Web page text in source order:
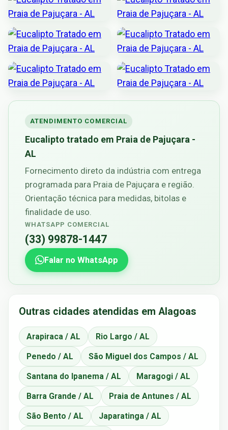
ATENDIMENTO COMERCIAL
Eucalipto tratado em Praia de Pajuçara -
AL
Fornecimento direto da indústria com entrega
programada para Praia de Pajuçara e região.
Orientação técnica para medidas, bitolas e
finalidade de uso.
WHATSAPP COMERCIAL
(33) 99878-1447
Falar no WhatsApp
Outras cidades atendidas em Alagoas
Arapiraca / AL Rio Largo / AL
Penedo / AL São Miguel dos Campos / AL
Santana do Ipanema / AL Maragogi / AL
Barra Grande / AL Praia de Antunes / AL
São Bento / AL Japaratinga / AL